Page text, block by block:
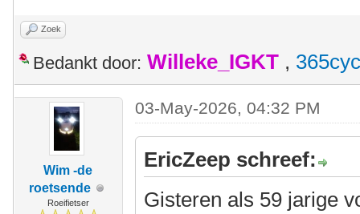
Zoek
Bedankt door: Willeke_IGKT ,
Wim -de
roetsende
Roeifietser
03-May-2026, 04:32 PM
EricZeep schreef:
Gisteren als 59 jarige